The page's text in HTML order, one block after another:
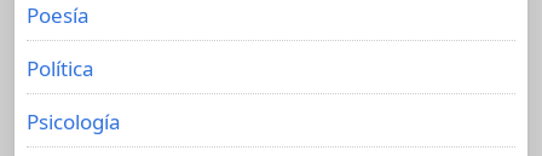
Poesía
Política
Psicología